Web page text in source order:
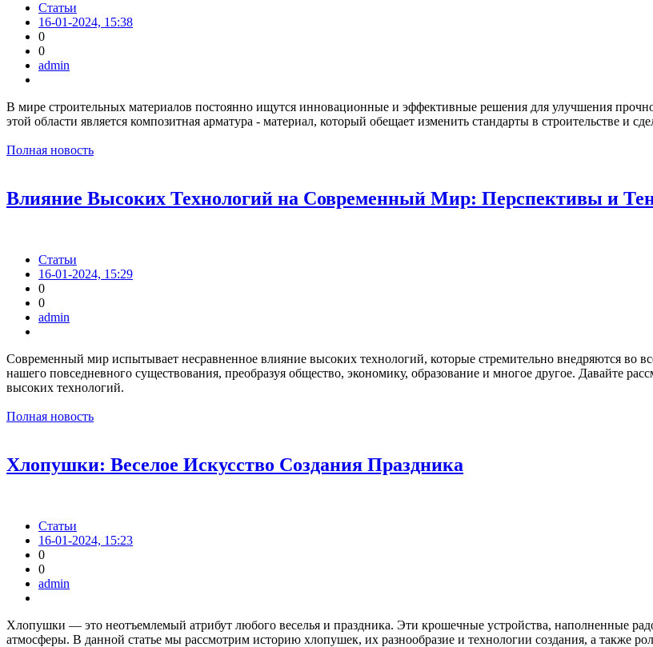
Статьи
16-01-2024, 15:38
0
0
admin
В мире строительных материалов постоянно ищутся инновационные и эффективные решения для улучшения
этой области является композитная арматура - материал, который обещает изменить стандарты в строительстве и
Полная новость
Влияние Высоких Технологий на Современный Мир: Перспективы и
Статьи
16-01-2024, 15:29
0
0
admin
Современный мир испытывает несравненное влияние высоких технологий, которые стремительно внедряются во
нашего повседневного существования, преобразуя общество, экономику, образование и многое другое. Давайте
высоких технологий.
Полная новость
Хлопушки: Веселое Искусство Создания Праздника
Статьи
16-01-2024, 15:23
0
0
admin
Хлопушки — это неотъемлемый атрибут любого веселья и праздника. Эти крошечные устройства, наполненные
атмосферы. В данной статье мы рассмотрим историю хлопушек, их разнообразие и технологии создания, а также